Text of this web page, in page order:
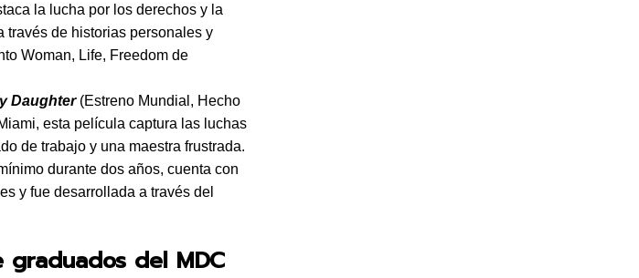
la lucha por los derechos y la
través de historias personales y
Woman, Life, Freedom de
Daughter(Estreno Mundial, Hecho
esta película captura las luchas
de trabajo y una maestra frustrada.
durante dos años, cuenta con
y fue desarrollada a través del
del MDC